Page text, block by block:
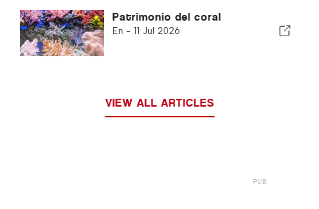
Patrimonio del coral
En - 11 Jul 2026
VIEW ALL ARTICLES